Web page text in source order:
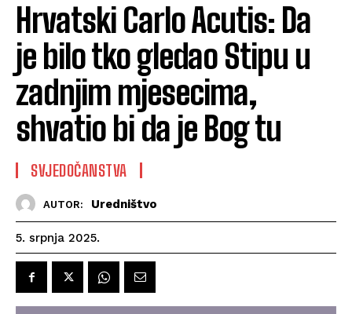
Hrvatski Carlo Acutis: Da
je bilo tko gledao Stipu u
zadnjim mjesecima,
shvatio bi da je Bog tu
SVJEDOČANSTVA
AUTOR: Uredništvo
5. srpnja 2025.